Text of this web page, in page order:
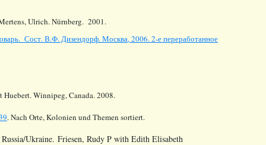
Ulrich. Nürnberg. 2001.
Сост. В.Ф. Дизендорф. Москва, 2006. 2-е переработанное
Huebert. Winnipeg, Canada. 2008.
. Nach Orte, Kolonien und Themen sortiert.
Ukraine. Friesen, Rudy P with Edith Elisabeth